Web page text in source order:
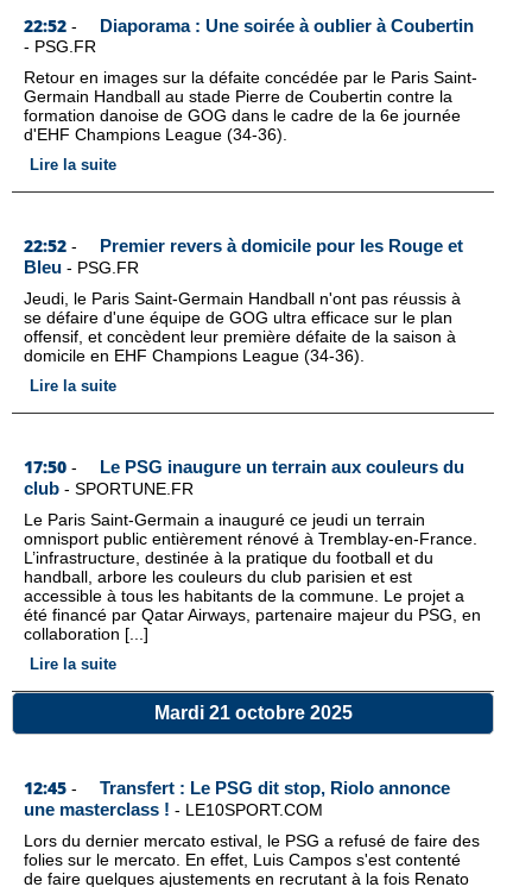
22:52 - Diaporama : Une soirée à oublier à Coubertin
- PSG.FR
Retour en images sur la défaite concédée par le Paris Saint-
Germain Handball au stade Pierre de Coubertin contre la
formation danoise de GOG dans le cadre de la 6e journée
d'EHF Champions League (34-36).
Lire la suite
22:52 -
Premier revers à domicile pour les Rouge et
Bleu - PSG.FR
Jeudi, le Paris Saint-Germain Handball n'ont pas réussis à
se défaire d'une équipe de GOG ultra efficace sur le plan
offensif, et concèdent leur première défaite de la saison à
domicile en EHF Champions League (34-36).
Lire la suite
17:50 -
Le PSG inaugure un terrain aux couleurs du
club - SPORTUNE.FR
Le Paris Saint-Germain a inauguré ce jeudi un terrain
omnisport public entièrement rénové à Tremblay-en-France.
L’infrastructure, destinée à la pratique du football et du
handball, arbore les couleurs du club parisien et est
accessible à tous les habitants de la commune. Le projet a
été financé par Qatar Airways, partenaire majeur du PSG, en
collaboration [...]
Lire la suite
Mardi 21 octobre 2025
12:45 -
Transfert : Le PSG dit stop, Riolo annonce
une masterclass ! - LE10SPORT.COM
Lors du dernier mercato estival, le PSG a refusé de faire des
folies sur le mercato. En effet, Luis Campos s'est contenté
de faire quelques ajustements en recrutant à la fois Renato